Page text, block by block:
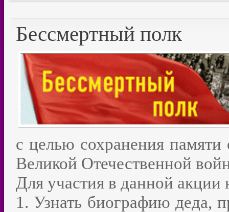
Бессмертный полк
с целью сохранения памяти
Великой Отечественной
Для участия в данной акции
1. Узнать биографию деда,